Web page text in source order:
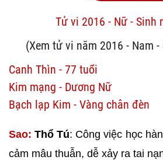
Tử vi 2016 - Nữ - Sinh
(Xem tử vi năm 2016 - Nam
Canh Thìn - 77 tuổi
Kim mạng - Dương Nữ
Bạch lạp Kim - Vàng chân đèn
Sao: Thổ Tú: Công việc học
cảm mâu thuẫn, dễ xảy ra tai